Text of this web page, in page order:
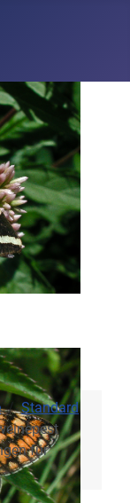
Standard
für